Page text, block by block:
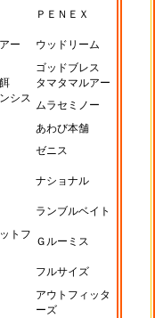
ＰＥＮＥＸ
ー
ウッドリーム
ゴッドブレス
タマタマルアー
シス
ムラセミノー
あわび本舗
ゼニス
ナショナル
ランブルベイト
トフ
Ｇルーミス
フルサイズ
アウトフィッタ
ーズ